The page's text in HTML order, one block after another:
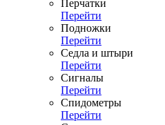
Перчатки
Перейти
Подножки
Перейти
Седла и штыри
Перейти
Сигналы
Перейти
Спидометры
Перейти